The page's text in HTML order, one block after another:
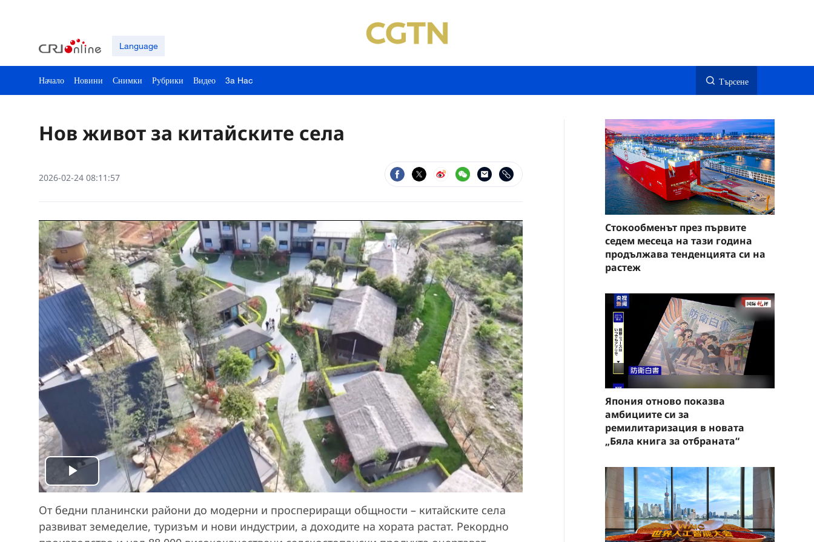
Language
Начало Новини Снимки Рубрики Видео 3a Hac Търсене
Нов живот за китайските села
2026-02-24 08:11:57
P
l
От бедни планински райони до модерни и проспериращи общности – китайските села
развиват земеделие, туризъм и нови индустрии, а доходите на хората растат. Рекордно
Стокообменът през първите
седем месеца на тази година
продължава тенденцията си на
растеж
Япония отново показва
амбициите си за
ремилитаризация в новата
„Бяла книга за отбраната“